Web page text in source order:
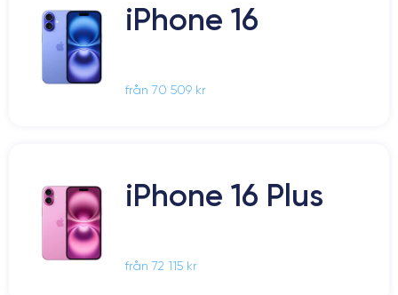
iPhone 16
från 70 509 kr
iPhone 16 Plus
från 72 115 kr